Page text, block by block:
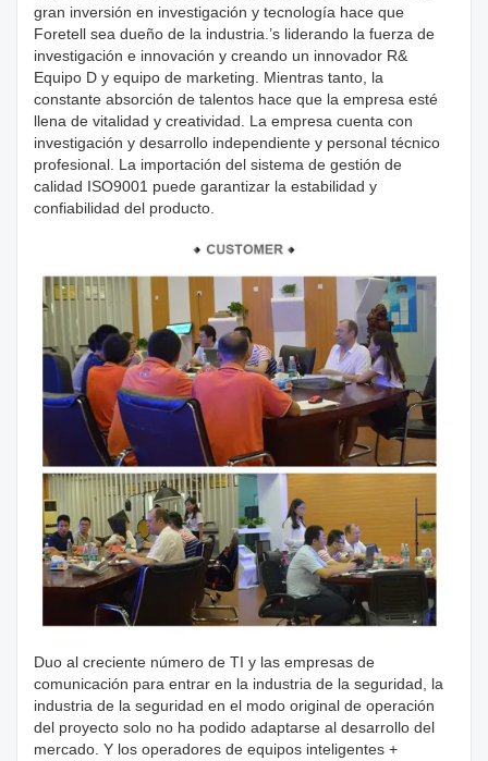
gran inversión en investigación y tecnología hace que
Foretell sea dueño de la industria.’s liderando la fuerza de
investigación e innovación y creando un innovador R&
Equipo D y equipo de marketing. Mientras tanto, la
constante absorción de talentos hace que la empresa esté
llena de vitalidad y creatividad. La empresa cuenta con
investigación y desarrollo independiente y personal técnico
profesional. La importación del sistema de gestión de
calidad ISO9001 puede garantizar la estabilidad y
confiabilidad del producto.
Duo al creciente número de TI y las empresas de
comunicación para entrar en la industria de la seguridad, la
industria de la seguridad en el modo original de operación
del proyecto solo no ha podido adaptarse al desarrollo del
mercado. Y los operadores de equipos inteligentes +